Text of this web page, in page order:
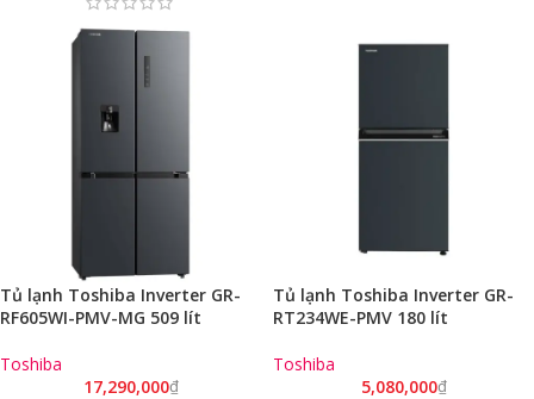
Tủ lạnh Toshiba Inverter GR-
RF605WI-PMV-MG 509 lít
Toshiba
17,290,000₫
Tủ lạnh Toshiba Inverter GR-
RT234WE-PMV 180 lít
Toshiba
5,080,000₫